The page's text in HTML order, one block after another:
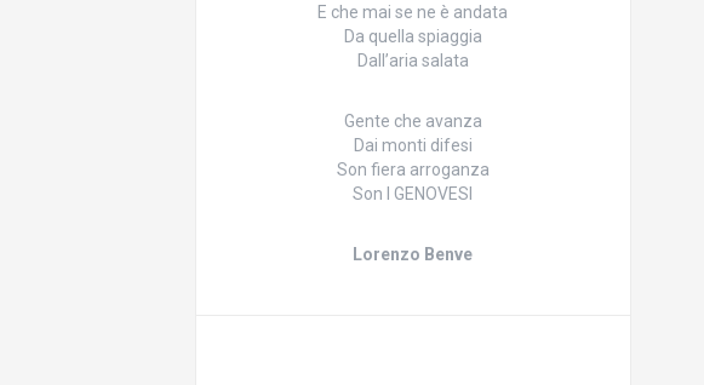
E che mai se ne è andata
Da quella spiaggia
Dall’aria salata
Gente che avanza
Dai monti difesi
Son fiera arroganza
Son I GENOVESI
Lorenzo Benve